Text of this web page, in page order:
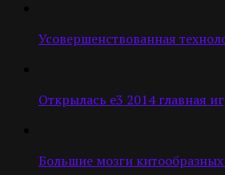
Усовершенствованная
Открылась e3 2014 главная
Большие мозги